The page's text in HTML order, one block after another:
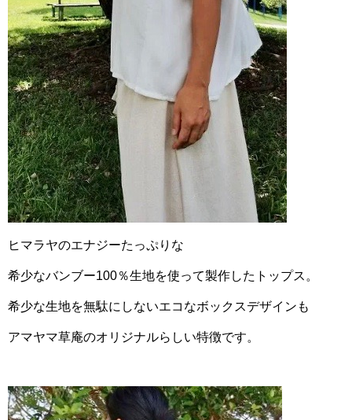
ヒマラヤのエナジーたっぷりな
希少なバンブー100％生地を使って製作したトップス。
希少な生地を無駄にしないエコなボックスデザインも
アマヤマ草庵のオリジナルらしい特徴です。